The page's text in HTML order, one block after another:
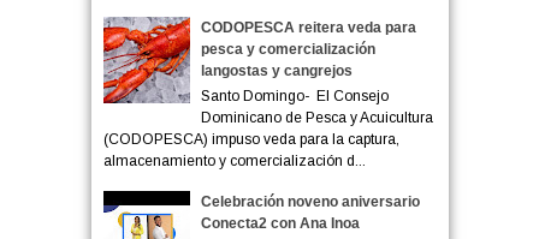
CODOPESCA reitera veda para
pesca y comercialización
langostas y cangrejos
Santo Domingo- El Consejo
Dominicano de Pesca y Acuicultura
(CODOPESCA) impuso veda para la captura,
almacenamiento y comercialización d...
Celebración noveno aniversario
Conecta2 con Ana Inoa